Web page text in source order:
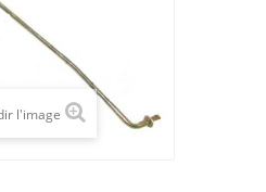
l'image